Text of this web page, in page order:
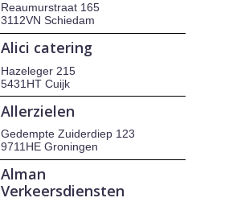
Reaumurstraat 165
3112VN Schiedam
Alici catering
Hazeleger 215
5431HT Cuijk
Allerzielen
Gedempte Zuiderdiep 123
9711HE Groningen
Alman
Verkeersdiensten